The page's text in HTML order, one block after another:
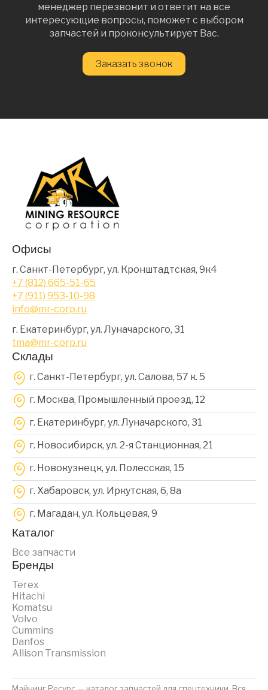
менеджер перезвонит и ответит на все
интересующие вопросы, поможет с выбором
запчастей и проконсультирует Вас.
Заказать звонок
Офисы
г. Санкт-Петербург, ул. Кронштадтская, 9к4
+7 (812) 665-51-65
+7 (911) 953-10-98
info@mr-corp.ru
г. Екатеринбург, ул. Луначарского, 31
tma@mr-corp.ru
Склады
г. Санкт-Петербург, ул. Салова, 57 к. 5
г. Москва, Промышленный проезд, 12
г. Екатеринбург, ул. Луначарского, 31
г. Новосибирск, ул. 2-я Станционная, 21
г. Новокузнецк, ул. Полесская, 15
г. Хабаровск, ул. Иркутская, 6, 8a
г. Магадан, ул. Кольцевая, 9
Каталог
Все запчасти
Бренды
Terex
Hitachi
Komatsu
Volvo
Cummins
Danfos
Allison Transmission
Майнинг Ресурс — каталог запчастей для спецтехники. Вся